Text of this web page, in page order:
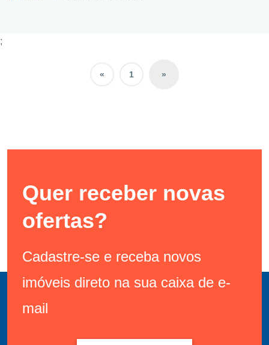
;
« 1 »
Quer receber novas
ofertas?
Cadastre-se e receba novos
imóveis direto na sua caixa de e-
mail